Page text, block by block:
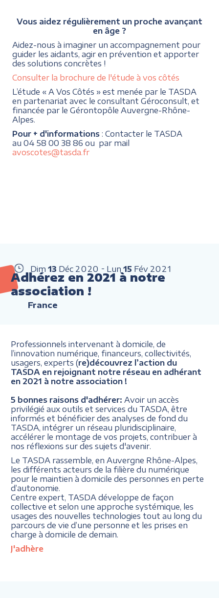
Vous aidez régulièrement un proche avançant
en âge ?
Aidez-nous à imaginer un accompagnement pour
guider les aidants, agir en prévention et apporter
des solutions concrètes !
Consulter la brochure de l'étude à vos côtés
L’étude « A Vos Côtés » est menée par le TASDA
en partenariat avec le consultant Géroconsult, et
financée par le Gérontopôle Auvergne-Rhône-
Alpes.
Pour + d'informations : Contacter le TASDA
au 04 58 00 38 86 ou par mail
avoscotes@tasda.fr
Dim 13 Déc 2020 Lun 15 Fév 2021
Adhérez en 2021 à notre
association !
France
Professionnels intervenant à domicile, de
l’innovation numérique, financeurs, collectivités,
usagers, experts (re)découvrez l’action du
TASDA en rejoignant notre réseau en adhérant
en 2021 à notre association !
5 bonnes raisons d'adhérer: Avoir un accès
privilégié aux outils et services du TASDA, être
informés et bénéficier des analyses de fond du
TASDA, intégrer un réseau pluridisciplinaire,
accélérer le montage de vos projets, contribuer à
nos réflexions sur des sujets d'avenir.
Le TASDA rassemble, en Auvergne Rhône-Alpes,
les différents acteurs de la filière du numérique
pour le maintien à domicile des personnes en perte
d’autonomie.
Centre expert, TASDA développe de façon
collective et selon une approche systémique, les
usages des nouvelles technologies tout au long du
parcours de vie d’une personne et les prises en
charge à domicile de demain.
J'adhère